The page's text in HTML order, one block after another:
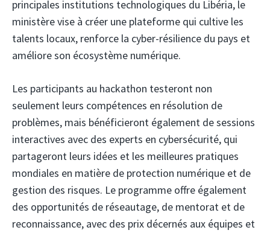
principales institutions technologiques du Libéria, le
ministère vise à créer une plateforme qui cultive les
talents locaux, renforce la cyber-résilience du pays et
améliore son écosystème numérique.
Les participants au hackathon testeront non
seulement leurs compétences en résolution de
problèmes, mais bénéficieront également de sessions
interactives avec des experts en cybersécurité, qui
partageront leurs idées et les meilleures pratiques
mondiales en matière de protection numérique et de
gestion des risques. Le programme offre également
des opportunités de réseautage, de mentorat et de
reconnaissance, avec des prix décernés aux équipes et